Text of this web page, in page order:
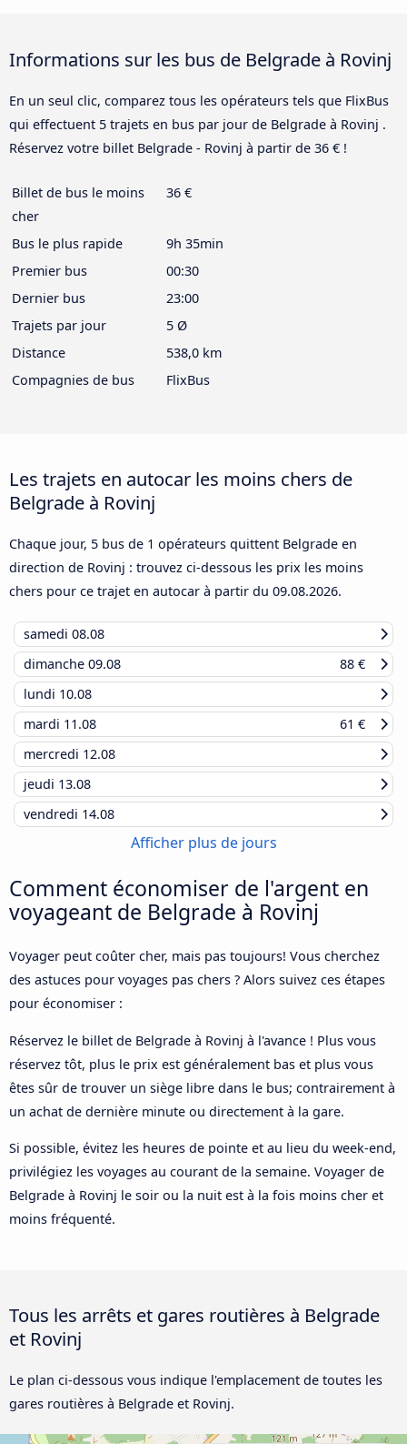
Informations sur les bus de Belgrade à Rovinj
En un seul clic, comparez tous les opérateurs tels que FlixBus
qui effectuent 5 trajets en bus par jour de Belgrade à Rovinj .
Réservez votre billet Belgrade - Rovinj à partir de 36 € !
Billet de bus le moins
cher
36 €
Bus le plus rapide
9h 35min
Premier bus
00:30
Dernier bus
23:00
Trajets par jour
5 Ø
Distance
538,0 km
Compagnies de bus
FlixBus
Les trajets en autocar les moins chers de
Belgrade à Rovinj
Chaque jour, 5 bus de 1 opérateurs quittent Belgrade en
direction de Rovinj : trouvez ci-dessous les prix les moins
chers pour ce trajet en autocar à partir du 09.08.2026.
samedi 08.08
dimanche 09.08
88 €
lundi 10.08
mardi 11.08
61 €
mercredi 12.08
jeudi 13.08
vendredi 14.08
Afficher plus de jours
Comment économiser de l'argent en
voyageant de Belgrade à Rovinj
Voyager peut coûter cher, mais pas toujours! Vous cherchez
des astuces pour voyages pas chers ? Alors suivez ces étapes
pour économiser :
Réservez le billet de Belgrade à Rovinj à l'avance ! Plus vous
réservez tôt, plus le prix est généralement bas et plus vous
êtes sûr de trouver un siège libre dans le bus; contrairement à
un achat de dernière minute ou directement à la gare.
Si possible, évitez les heures de pointe et au lieu du week-end,
privilégiez les voyages au courant de la semaine. Voyager de
Belgrade à Rovinj le soir ou la nuit est à la fois moins cher et
moins fréquenté.
Tous les arrêts et gares routières à Belgrade
et Rovinj
Le plan ci-dessous vous indique l'emplacement de toutes les
gares routières à Belgrade et Rovinj.